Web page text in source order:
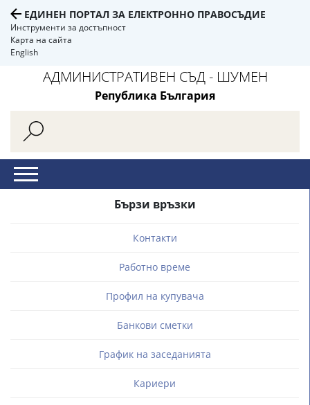
ЕДИНЕН ПОРТАЛ ЗА ЕЛЕКТРОННО ПРАВОСЪДИЕ
Инструменти за достъпност
Карта на сайта
English
АДМИНИСТРАТИВЕН СЪД - ШУМЕН
Република България
Бързи връзки
Контакти
Работно време
Профил на купувача
Банкови сметки
График на заседанията
Кариери